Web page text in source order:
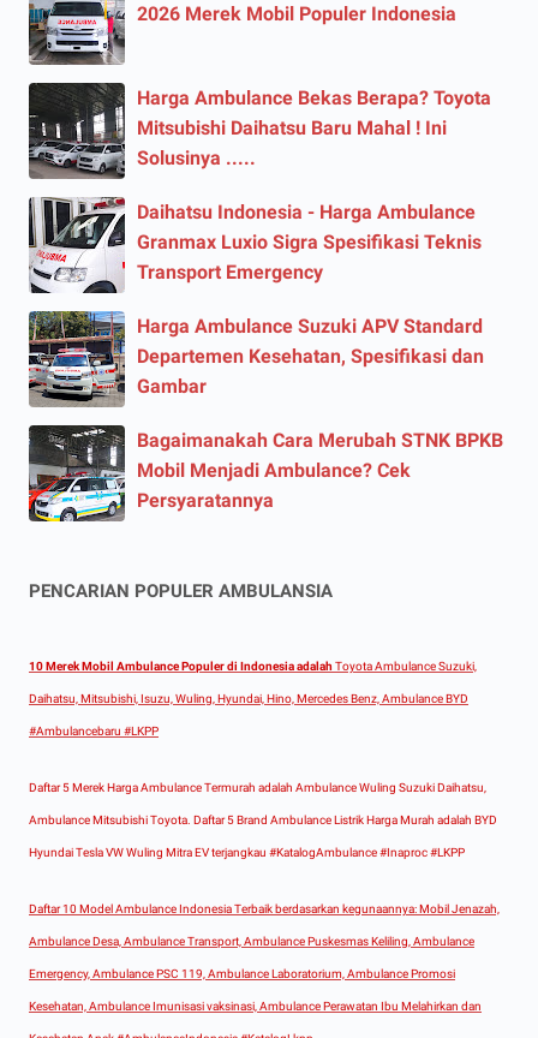
2026 Merek Mobil Populer Indonesia
Harga Ambulance Bekas Berapa? Toyota
Mitsubishi Daihatsu Baru Mahal ! Ini
Solusinya .....
Daihatsu Indonesia - Harga Ambulance
Granmax Luxio Sigra Spesifikasi Teknis
Transport Emergency
Harga Ambulance Suzuki APV Standard
Departemen Kesehatan, Spesifikasi dan
Gambar
Bagaimanakah Cara Merubah STNK BPKB
Mobil Menjadi Ambulance? Cek
Persyaratannya
PENCARIAN POPULER AMBULANSIA
10 Merek Mobil Ambulance Populer di Indonesia adalah Toyota Ambulance Suzuki,
Daihatsu, Mitsubishi, Isuzu, Wuling, Hyundai, Hino, Mercedes Benz, Ambulance BYD
#Ambulancebaru #LKPP
Daftar 5 Merek Harga Ambulance Termurah adalah Ambulance Wuling Suzuki Daihatsu,
Ambulance Mitsubishi Toyota. Daftar 5 Brand Ambulance Listrik Harga Murah adalah BYD
Hyundai Tesla VW Wuling Mitra EV terjangkau #KatalogAmbulance #Inaproc #LKPP
Daftar 10 Model Ambulance Indonesia Terbaik berdasarkan kegunaannya: Mobil Jenazah,
Ambulance Desa, Ambulance Transport, Ambulance Puskesmas Keliling, Ambulance
Emergency, Ambulance PSC 119, Ambulance Laboratorium, Ambulance Promosi
Kesehatan, Ambulance Imunisasi vaksinasi, Ambulance Perawatan Ibu Melahirkan dan